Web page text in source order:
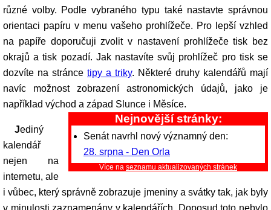
různé volby. Podle vybraného typu také nastavte správnou
orientaci papíru v menu vašeho prohlížeče. Pro lepší vzhled
na papíře doporučuji zvolit v nastavení prohlížeče tisk bez
okrajů a tisk pozadí. Jak nastavíte svůj prohlížeč pro tisk se
dozvíte na stránce tipy a triky. Některé druhy kalendářů mají
navíc možnost zobrazení astronomických údajů, jako je
například východ a západ Slunce i Měsíce.
Nejnovější stránky:
Senát navrhl nový významný den:
28. srpna - Den Orla
Více na seznamu aktualizovaných stránek
Jediný
kalendář
nejen na
internetu, ale
i vůbec, který správně zobrazuje jmeniny a svátky tak, jak byly
v minulosti zaznamenány v kalendářích. Doposud toto nebylo